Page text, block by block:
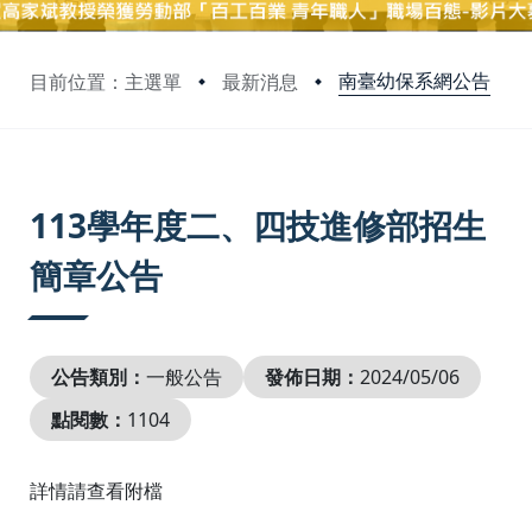
目前位置：主選單 最新消息 南臺幼保系網公告
113學年度二、四技進修部招生
簡章公告
公告類別： 一般公告 發佈日期： 2024/05/06
點閱數： 1104
詳情請查看附檔